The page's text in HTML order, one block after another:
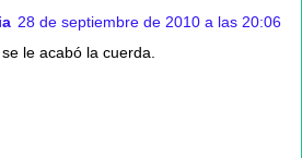
28 de septiembre de 2010 a las 20:06
le acabó la cuerda.